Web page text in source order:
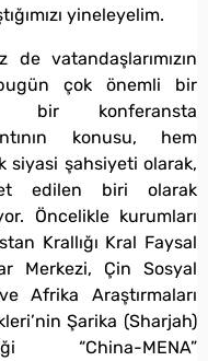
yineleyelim.
vatandaşlarımızın
bugün çok önemli bir
bir konferansta
konusu, hem
siyasi şahsiyeti olarak,
edilen biri olarak
Öncelikle kurumları
Krallığı Kral Faysal
Merkezi, Çin Sosyal
Afrika Araştırmaları
Şarika (Sharjah)
“China-MENA”